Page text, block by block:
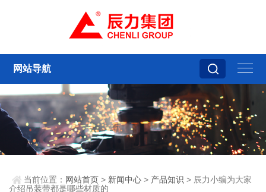
网站导航
当前位置： 网站首页 > 新闻中心 > 产品知识 > 辰力小编为大家
介绍吊装带都是哪些材质的